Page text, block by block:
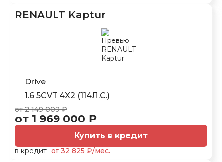
RENAULT Kaptur
Drive
1.6 5CVT 4X2 (114Л.С.)
от 2 149 000 ₽
от 1 969 000 ₽
Купить в кредит
в кредит от 32 825 ₽/мес.